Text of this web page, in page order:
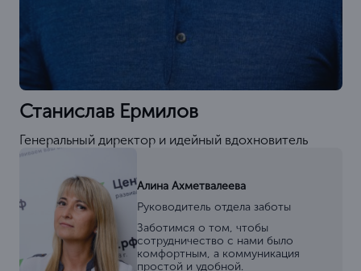
Станислав Ермилов
Генеральный директор и идейный вдохновитель
Алина Ахметвалеева
Руководитель отдела заботы
Заботимся о том, чтобы
сотрудничество с нами было
комфортным, а коммуникация
простой и удобной.